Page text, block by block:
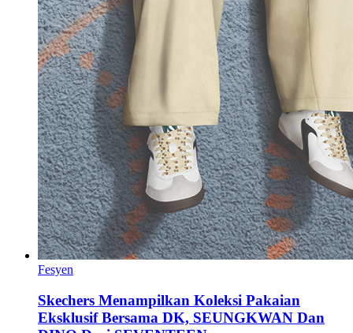
Fesyen
Skechers Menampilkan Koleksi Pakaian
Eksklusif Bersama DK, SEUNGKWAN Dan